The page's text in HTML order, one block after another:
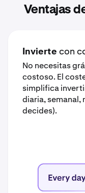
Ventajas
Invierte con
No necesitas
costoso. El
simplifica
diaria, semanal,
decides).